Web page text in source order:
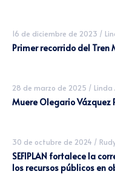
16 de diciembre de 2023 /
Primer recorrido del
28 de marzo de 2025 /
Muere Olegario Vázquez
30 de octubre de 2024 /
SEFIPLAN fortalece la
los recursos públicos en